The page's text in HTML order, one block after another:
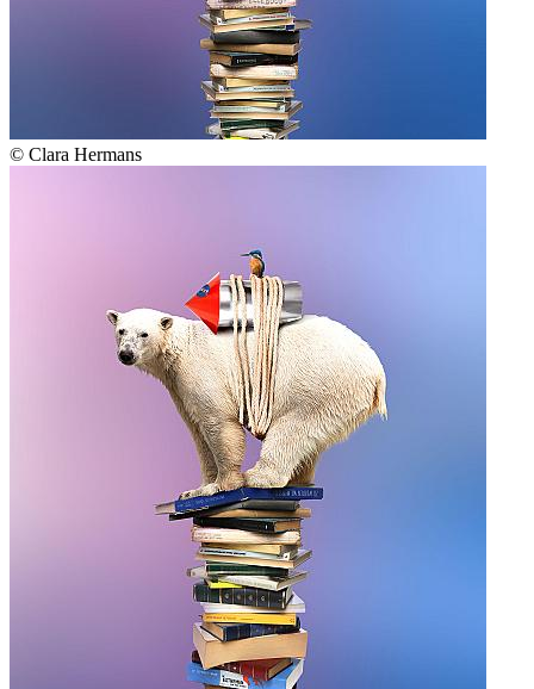
© Clara Hermans